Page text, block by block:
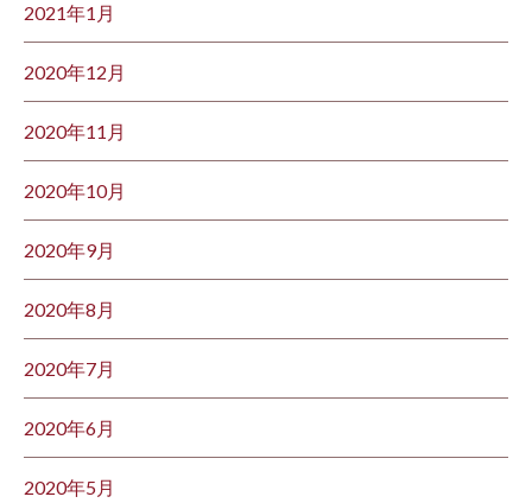
2021年1月
2020年12月
2020年11月
2020年10月
2020年9月
2020年8月
2020年7月
2020年6月
2020年5月